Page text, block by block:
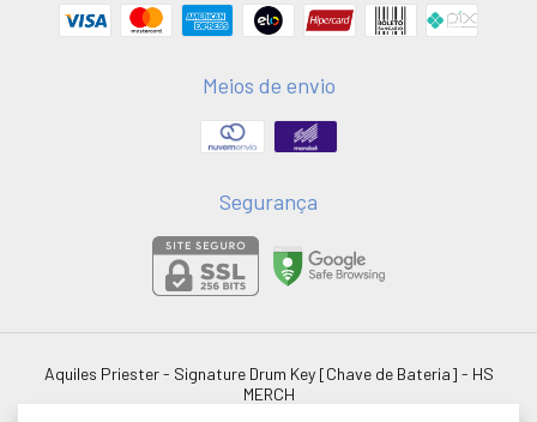
Meios de envio
Segurança
Aquiles Priester - Signature Drum Key [Chave de Bateria] - HS
MERCH